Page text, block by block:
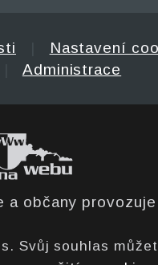
Nastavení
Administrace
a občany
Svůj souhlas